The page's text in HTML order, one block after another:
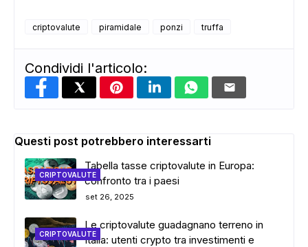
criptovalute piramidale ponzi truffa
Condividi l'articolo:
Questi post potrebbero interessarti
CRIPTOVALUTE
Tabella tasse criptovalute in Europa:
confronto tra i paesi
set 26, 2025
CRIPTOVALUTE
Le criptovalute guadagnano terreno in
Italia: utenti crypto tra investimenti e